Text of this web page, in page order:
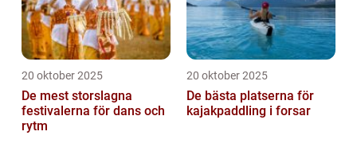
20 oktober 2025
De mest storslagna
festivalerna för dans och
rytm
20 oktober 2025
De bästa platserna för
kajakpaddling i forsar